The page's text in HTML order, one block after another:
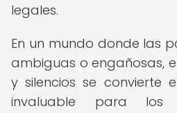
legales.
En un mundo donde las
ambiguas o engañosas,
y silencios se convierte
invaluable para los